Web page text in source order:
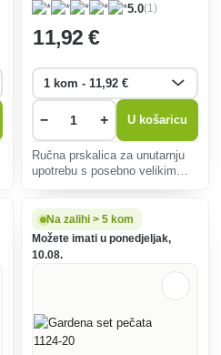
5.0(1)
11,92 €
− + U košaricu
Ručna prskalica za unutarnju
upotrebu s posebno velikim
Na zalihi > 5 kom
Možete imati u ponedjeljak,
10.08.